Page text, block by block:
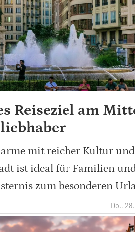
Reiseziel am
mit reicher Kultur und
ist ideal für Familien
zum besonderen
Do.,